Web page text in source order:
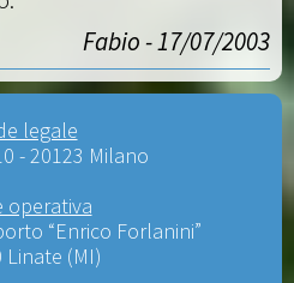
Fabio - 17/07/2003
legale
- 20123 Milano
operativa
“Enrico Forlanini”
Linate (MI)